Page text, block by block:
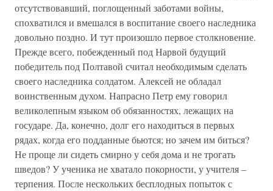
отсутствовавший, поглощенный заботами войны,
спохватился и вмешался в воспитание своего наследника
довольно поздно. И тут произошло первое столкновение.
Прежде всего, побежденный под Нарвой будущий
победитель под Полтавой считал необходимым сделать
своего наследника солдатом. Алексей не обладал
воинственным духом. Напрасно Петр ему говорил
великолепным языком об обязанностях, лежащих на
государе. Да, конечно, долг его находиться в первых
рядах, когда его подданные бьются; но зачем им биться?
Не проще ли сидеть смирно у себя дома и не трогать
шведов? У ученика не хватало покорности, у учителя –
терпения. После нескольких бесплодных попыток с